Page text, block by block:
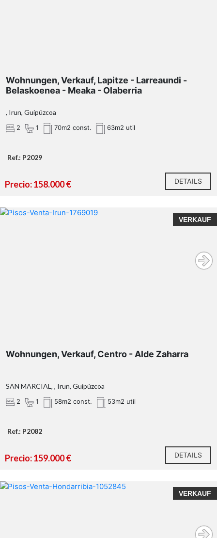
Wohnungen, Verkauf, Lapitze - Larreaundi -
Belaskoenea - Meaka - Olaberria
, Irun, Guipúzcoa
2 1 70m2 const. 63m2 util
Ref.: P2029
Precio: 158.000 € DETAILS
VERKAUF
Wohnungen, Verkauf, Centro - Alde Zaharra
SAN MARCIAL, , Irun, Guipúzcoa
2 1 58m2 const. 53m2 util
Ref.: P2082
Precio: 159.000 € DETAILS
VERKAUF